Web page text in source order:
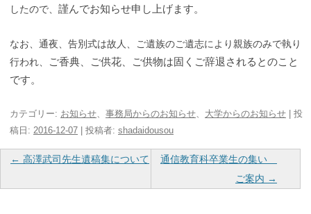
したので、 謹んでお知らせ申し上げます。
なお、通夜、告別式は故人、ご遺族のご遺志により親族のみで執り
行われ、
ご香典、ご供花、ご供物は固くご辞退されるとのこと
です。
カテゴリー: お知らせ、 事務局からのお知らせ、 大学からのお知らせ | 投
稿日: 2016-12-07 投稿者: shadaidousou
投
← 高澤武司先生遺稿集について
通信教育科卒業生の集い
ご案内 →